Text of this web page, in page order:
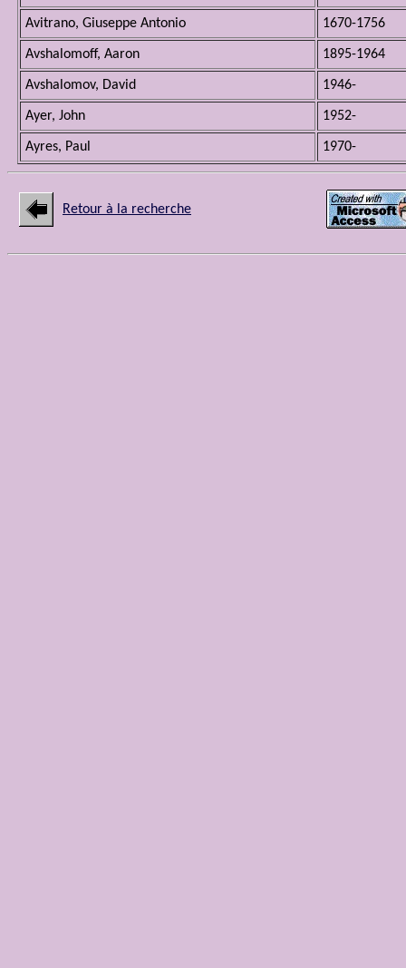
Avitrano, Giuseppe Antonio 1670-1756
Avshalomoff, Aaron 1895-1964
Avshalomov, David 1946-
Ayer, John 1952-
Ayres, Paul 1970-
Retour à la recherche